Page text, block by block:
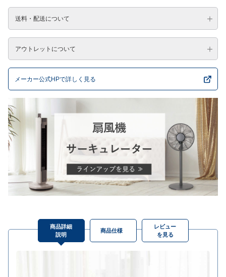
送料・配送について
アウトレットについて
メーカー公式HPで詳しく見る
商品詳細
説明
商品仕様
レビュー
を見る